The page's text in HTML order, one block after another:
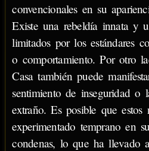
convencionales en su
Existe una rebeldía innata y
limitados por los estándares
o comportamiento. Por otro
Casa también puede
sentimiento de inseguridad o
extraño. Es posible que estos
experimentado temprano en
condenas, lo que ha llevado